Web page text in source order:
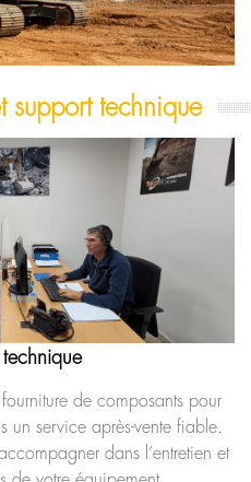
support technique
de composants pour
un service après-vente fiable.
dans l’entretien et